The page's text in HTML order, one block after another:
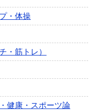
・体操
・筋トレ）
健康・スポーツ論